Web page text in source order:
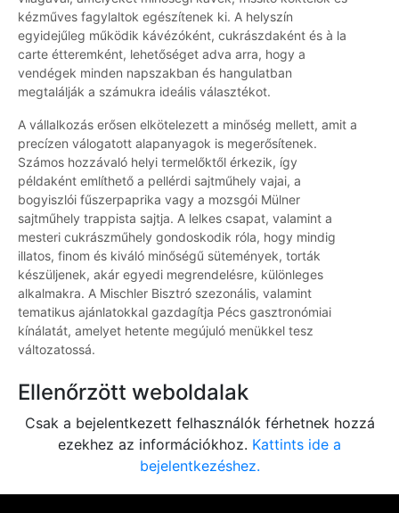
kézműves fagylaltok egészítenek ki. A helyszín
egyidejűleg működik kávézóként, cukrászdaként és à la
carte étteremként, lehetőséget adva arra, hogy a
vendégek minden napszakban és hangulatban
megtalálják a számukra ideális választékot.
A vállalkozás erősen elkötelezett a minőség mellett, amit a
precízen válogatott alapanyagok is megerősítenek.
Számos hozzávaló helyi termelőktől érkezik, így
példaként említhető a pellérdi sajtműhely vajai, a
bogyiszlói fűszerpaprika vagy a mozsgói Mülner
sajtműhely trappista sajtja. A lelkes csapat, valamint a
mesteri cukrászműhely gondoskodik róla, hogy mindig
illatos, finom és kiváló minőségű sütemények, torták
készüljenek, akár egyedi megrendelésre, különleges
alkalmakra. A Mischler Bisztró szezonális, valamint
tematikus ajánlatokkal gazdagítja Pécs gasztronómiai
kínálatát, amelyet hetente megújuló menükkel tesz
változatossá.
Ellenőrzött weboldalak
Csak a bejelentkezett felhasználók férhetnek hozzá
ezekhez az információkhoz. Kattints ide a
bejelentkezéshez.